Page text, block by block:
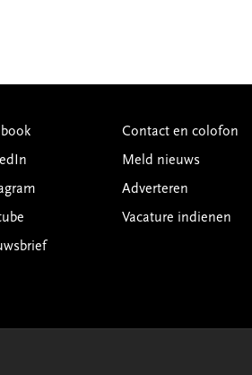
Contact en colofon
Meld nieuws
Adverteren
Vacature indienen